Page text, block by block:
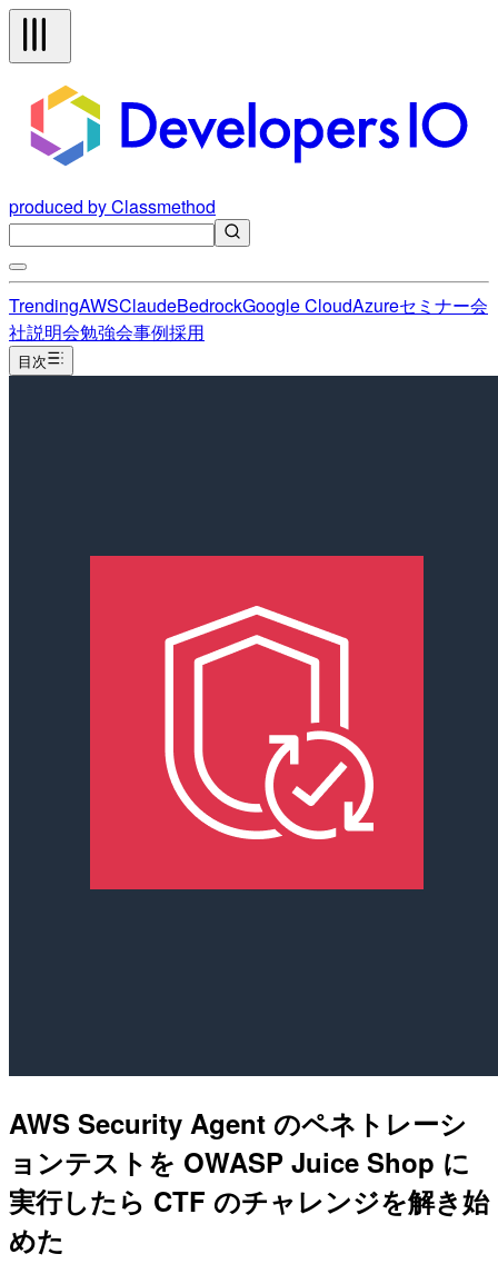
produced by Classmethod
TrendingAWSClaudeBedrockGoogle CloudAzureセミナー会
社説明会勉強会事例採用
目次
AWS Security Agent のペネトレーシ
ョンテストを OWASP Juice Shop に
実行したら CTF のチャレンジを解き始
めた